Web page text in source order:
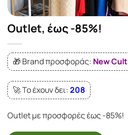
Outlet, έως -85%!
🎁 Brand προσφοράς: New Cult
🚀 Το έχουν δει:208
Outlet με προσφορές έως -85%!